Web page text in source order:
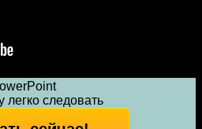
персонажи
для работы
легко следовать